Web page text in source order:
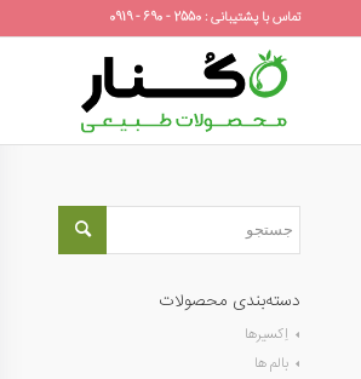
تماس با پشتیبانی : 2550 - 690 - 0919
دسته‌بندی محصولات
اِکسیرها
بالم ها